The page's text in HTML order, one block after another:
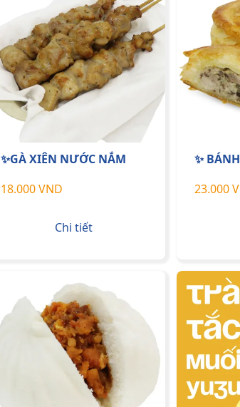
✨GÀ XIÊN NƯỚC NẮM
18.000 VND
Chi tiết
✨
23.000